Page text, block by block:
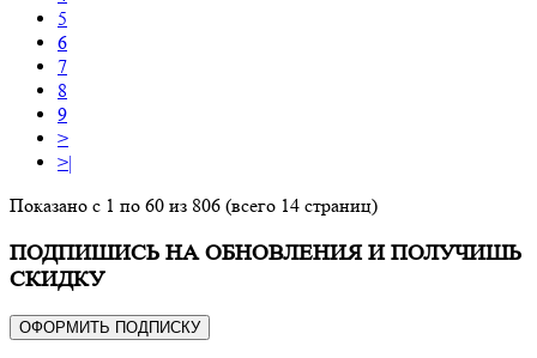
5
6
7
8
9
>
>|
Показано с 1 по 60 из 806 (всего 14 страниц)
ПОДПИШИСЬ НА ОБНОВЛЕНИЯ И ПОЛУЧИШЬ
СКИДКУ
ОФОРМИТЬ ПОДПИСКУ